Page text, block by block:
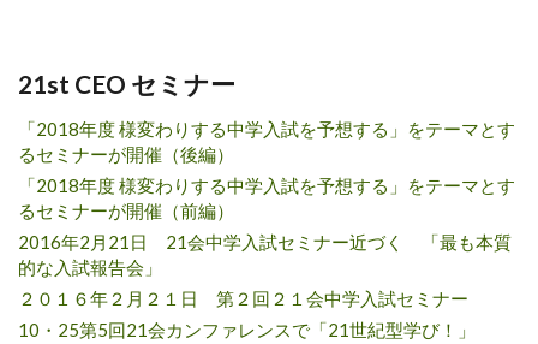
21st CEO セミナー
「2018年度 様変わりする中学入試を予想する」をテーマとす
るセミナーが開催（後編）
「2018年度 様変わりする中学入試を予想する」をテーマとす
るセミナーが開催（前編）
2016年2月21日 21会中学入試セミナー近づく 「最も本質
的な入試報告会」
２０１６年２月２１日 第２回２１会中学入試セミナー
10・25第5回21会カンファレンスで「21世紀型学び！」